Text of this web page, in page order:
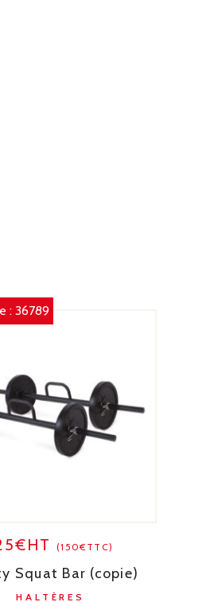
:36789
(150€TTC)
Squat Bar (copie)
HALTÈRES